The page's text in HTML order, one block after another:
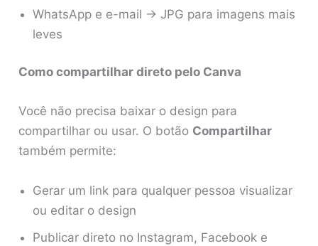
WhatsApp e e-mail → JPG para imagens mais
leves
Como compartilhar direto pelo Canva
Você não precisa baixar o design para
compartilhar ou usar. O botão Compartilhar
também permite:
Gerar um link para qualquer pessoa visualizar
ou editar o design
Publicar direto no Instagram, Facebook e